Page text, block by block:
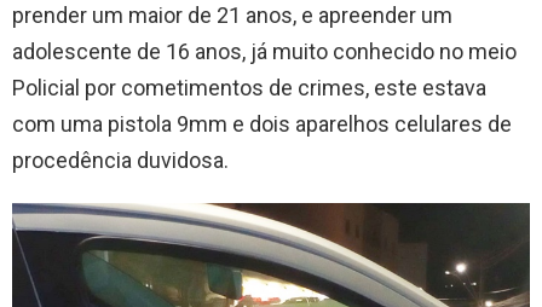
prender um maior de 21 anos, e apreender um
adolescente de 16 anos, já muito conhecido no meio
Policial por cometimentos de crimes, este estava
com uma pistola 9mm e dois aparelhos celulares de
procedência duvidosa.